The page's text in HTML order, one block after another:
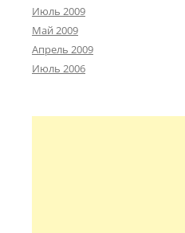
Июль 2009
Май 2009
Апрель 2009
Июль 2006